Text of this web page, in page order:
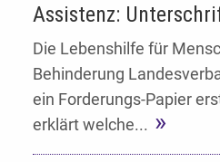
Assistenz:
Die Lebenshilfe für
Behinderung
ein Forderungs-Papier
erklärt welche...